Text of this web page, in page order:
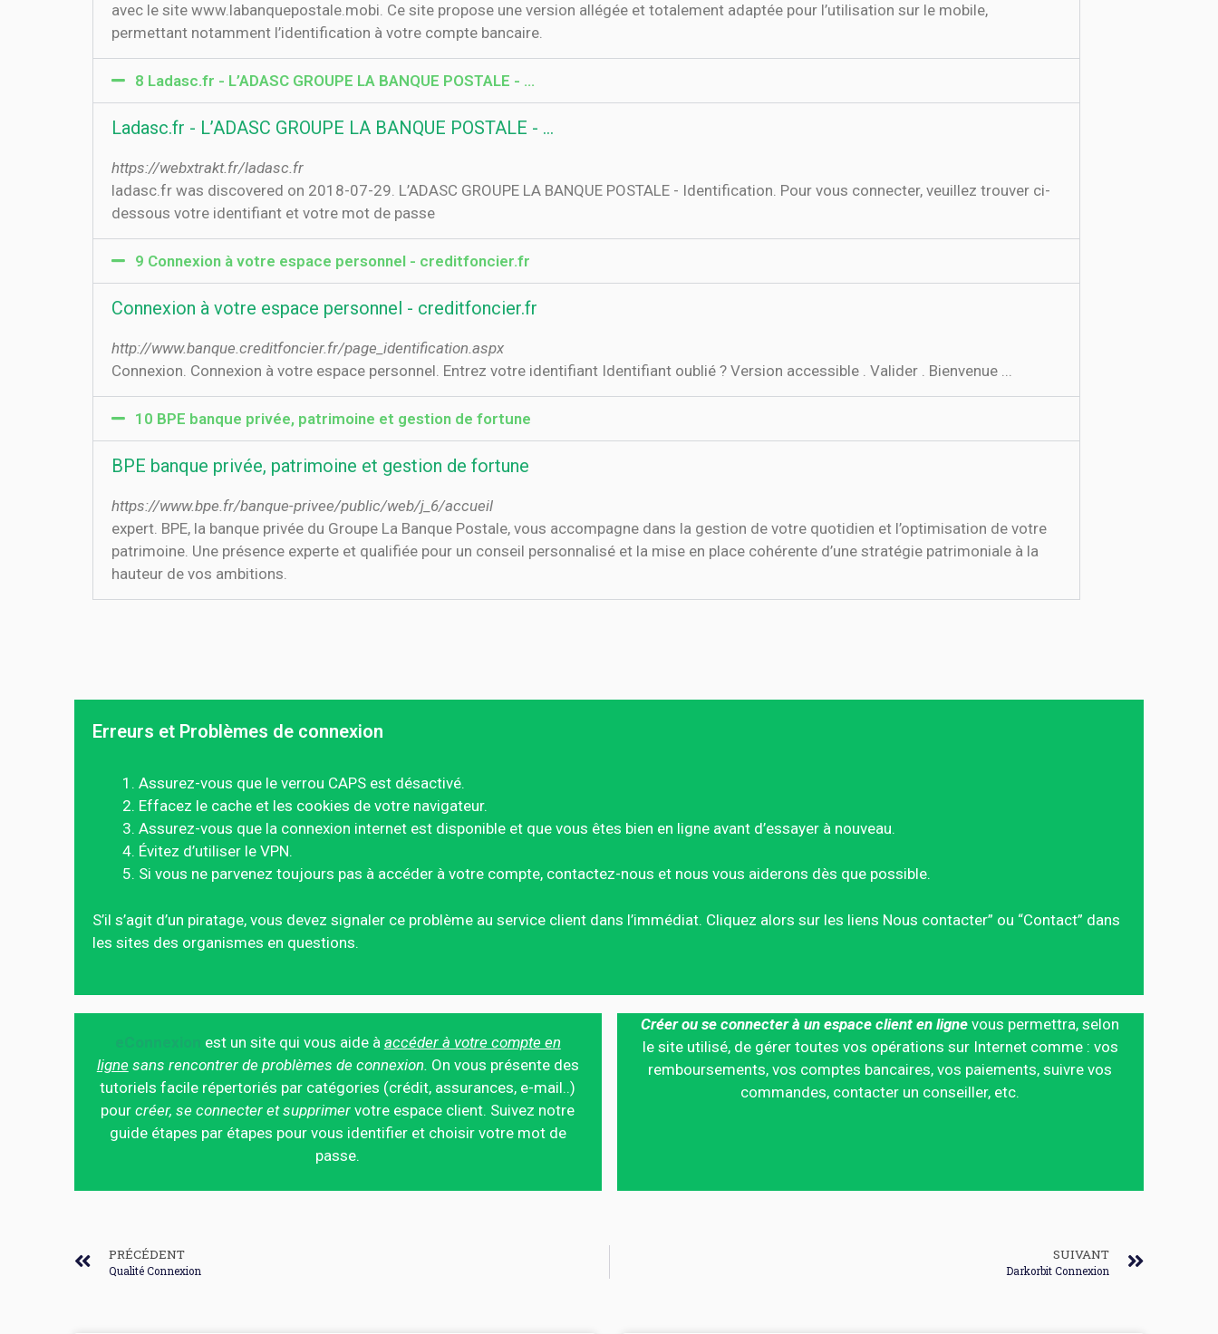
avec le site www.labanquepostale.mobi. Ce site propose une version allégée et totalement adaptée pour l’utilisation sur le mobile,
permettant notamment l’identification à votre compte bancaire.
8 Ladasc.fr - L’ADASC GROUPE LA BANQUE POSTALE - …
Ladasc.fr - L’ADASC GROUPE LA BANQUE POSTALE - …
https://webxtrakt.fr/ladasc.fr
ladasc.fr was discovered on 2018-07-29. L’ADASC GROUPE LA BANQUE POSTALE - Identification. Pour vous connecter, veuillez trouver ci-
dessous votre identifiant et votre mot de passe
9 Connexion à votre espace personnel - creditfoncier.fr
Connexion à votre espace personnel - creditfoncier.fr
http://www.banque.creditfoncier.fr/page_identification.aspx
Connexion. Connexion à votre espace personnel. Entrez votre identifiant Identifiant oublié ? Version accessible . Valider . Bienvenue ...
10 BPE banque privée, patrimoine et gestion de fortune
BPE banque privée, patrimoine et gestion de fortune
https://www.bpe.fr/banque-privee/public/web/j_6/accueil
expert. BPE, la banque privée du Groupe La Banque Postale, vous accompagne dans la gestion de votre quotidien et l’optimisation de votre
patrimoine. Une présence experte et qualifiée pour un conseil personnalisé et la mise en place cohérente d’une stratégie patrimoniale à la
hauteur de vos ambitions.
Erreurs et Problèmes de connexion
Assurez-vous que le verrou CAPS est désactivé.
Effacez le cache et les cookies de votre navigateur.
Assurez-vous que la connexion internet est disponible et que vous êtes bien en ligne avant d’essayer à nouveau.
Évitez d’utiliser le VPN.
Si vous ne parvenez toujours pas à accéder à votre compte, contactez-nous et nous vous aiderons dès que possible.
S’il s’agit d’un piratage, vous devez signaler ce problème au service client dans l’immédiat. Cliquez alors sur les liens Nous contacter” ou “Contact” dans
les sites des organismes en questions.
est un site qui vous aide à accéder à votre compte en
ligne sans rencontrer de problèmes de connexion. On vous présente des
tutoriels facile répertoriés par catégories (crédit, assurances, e-mail..)
pourcréer, se connecter et supprimer votre espace client. Suivez notre
guide étapes par étapes pour vous identifier et choisir votre mot de
passe.
Créer ou se connecter à un espace client en ligne vous permettra, selon
le site utilisé, de gérer toutes vos opérations sur Internet comme : vos
remboursements, vos comptes bancaires, vos paiements, suivre vos
commandes, contacter un conseiller, etc.
PRÉCÉDENT
Qualité Connexion
SUIVANT
Darkorbit Connexion